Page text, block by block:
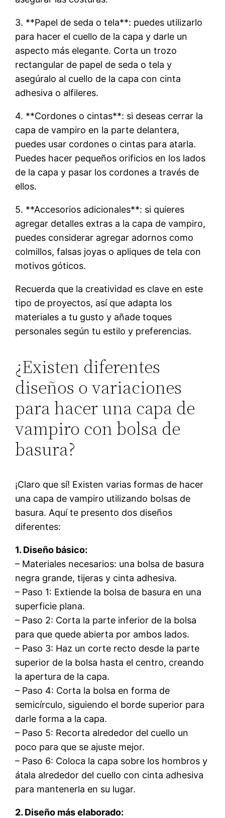
3. **Papel de seda o tela**: puedes utilizarlo
para hacer el cuello de la capa y darle un
aspecto más elegante. Corta un trozo
rectangular de papel de seda o tela y
asegúralo al cuello de la capa con cinta
adhesiva o alfileres.
4. **Cordones o cintas**: si deseas cerrar la
capa de vampiro en la parte delantera,
puedes usar cordones o cintas para atarla.
Puedes hacer pequeños orificios en los lados
de la capa y pasar los cordones a través de
ellos.
5. **Accesorios adicionales**: si quieres
agregar detalles extras a la capa de vampiro,
puedes considerar agregar adornos como
colmillos, falsas joyas o apliques de tela con
motivos góticos.
Recuerda que la creatividad es clave en este
tipo de proyectos, así que adapta los
materiales a tu gusto y añade toques
personales según tu estilo y preferencias.
¿Existen diferentes
diseños o variaciones
para hacer una capa de
vampiro con bolsa de
basura?
¡Claro que sí! Existen varias formas de hacer
una capa de vampiro utilizando bolsas de
basura. Aquí te presento dos diseños
diferentes:
1. Diseño básico:
– Materiales necesarios: una bolsa de basura
negra grande, tijeras y cinta adhesiva.
– Paso 1: Extiende la bolsa de basura en una
superficie plana.
– Paso 2: Corta la parte inferior de la bolsa
para que quede abierta por ambos lados.
– Paso 3: Haz un corte recto desde la parte
superior de la bolsa hasta el centro, creando
la apertura de la capa.
– Paso 4: Corta la bolsa en forma de
semicírculo, siguiendo el borde superior para
darle forma a la capa.
– Paso 5: Recorta alrededor del cuello un
poco para que se ajuste mejor.
– Paso 6: Coloca la capa sobre los hombros y
átala alrededor del cuello con cinta adhesiva
para mantenerla en su lugar.
2. Diseño más elaborado: